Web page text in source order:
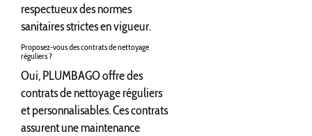
respectueux des normes
sanitaires strictes en vigueur.
Proposez-vous des contrats de nettoyage
réguliers ?
Oui, PLUMBAGO offre des
contrats de nettoyage réguliers
et personnalisables. Ces contrats
assurent une maintenance